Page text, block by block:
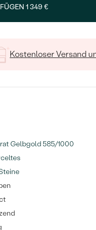
1 349 €
Kostenloser Versand
Gelbgold 585/1000